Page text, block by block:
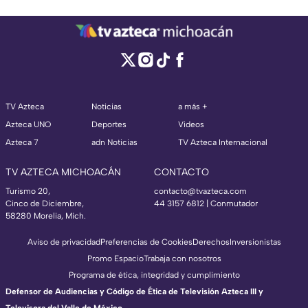
TV Azteca
Azteca UNO
Azteca 7
Noticias
Deportes
adn Noticias
a más +
Videos
TV Azteca Internacional
TV AZTECA MICHOACÁN
Turismo 20,
Cinco de Diciembre,
58280 Morelia, Mich.
CONTACTO
contacto@tvazteca.com
44 3157 6812 | Conmutador
Aviso de privacidadPreferencias de CookiesDerechosInversionistas
Promo EspacioTrabaja con nosotros
Programa de ética, integridad y cumplimiento
Defensor de Audiencias y Código de Ética de Televisión Azteca III y